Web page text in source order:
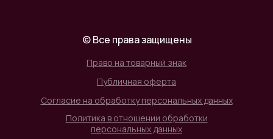
© Все права защищены
Публичная оферта
Согласие на обработку персональных данных
Политика в отношении обработки
персональных данных
Право на товарный знак